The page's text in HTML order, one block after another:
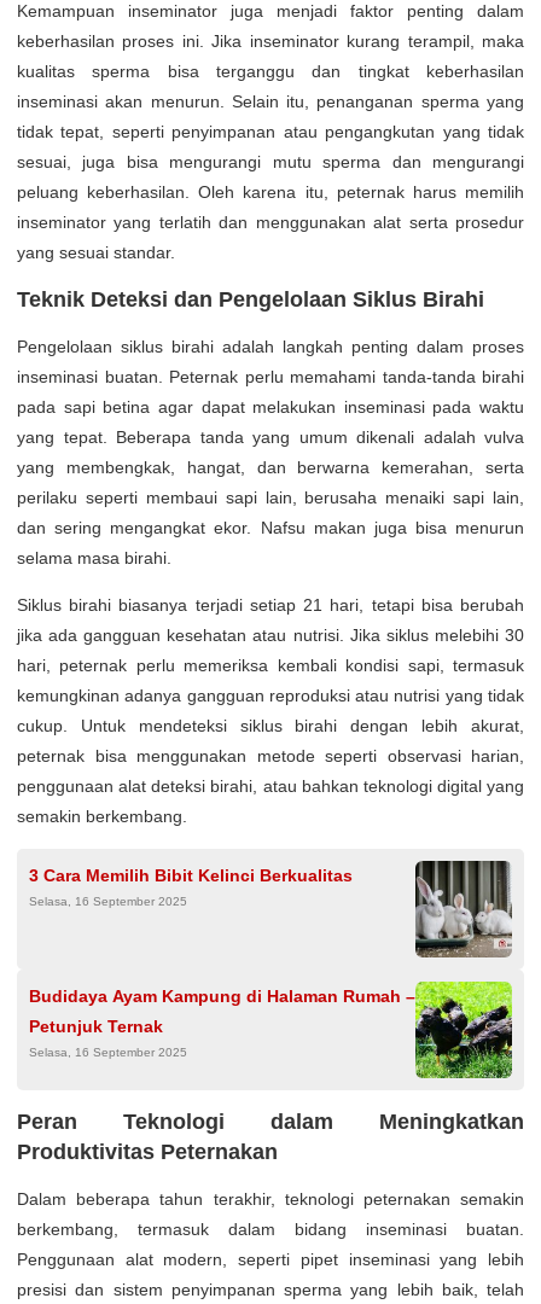
Kemampuan inseminator juga menjadi faktor penting dalam
keberhasilan proses ini. Jika inseminator kurang terampil, maka
kualitas sperma bisa terganggu dan tingkat keberhasilan
inseminasi akan menurun. Selain itu, penanganan sperma yang
tidak tepat, seperti penyimpanan atau pengangkutan yang tidak
sesuai, juga bisa mengurangi mutu sperma dan mengurangi
peluang keberhasilan. Oleh karena itu, peternak harus memilih
inseminator yang terlatih dan menggunakan alat serta prosedur
yang sesuai standar.
Teknik Deteksi dan Pengelolaan Siklus Birahi
Pengelolaan siklus birahi adalah langkah penting dalam proses
inseminasi buatan. Peternak perlu memahami tanda-tanda birahi
pada sapi betina agar dapat melakukan inseminasi pada waktu
yang tepat. Beberapa tanda yang umum dikenali adalah vulva
yang membengkak, hangat, dan berwarna kemerahan, serta
perilaku seperti membaui sapi lain, berusaha menaiki sapi lain,
dan sering mengangkat ekor. Nafsu makan juga bisa menurun
selama masa birahi.
Siklus birahi biasanya terjadi setiap 21 hari, tetapi bisa berubah
jika ada gangguan kesehatan atau nutrisi. Jika siklus melebihi 30
hari, peternak perlu memeriksa kembali kondisi sapi, termasuk
kemungkinan adanya gangguan reproduksi atau nutrisi yang tidak
cukup. Untuk mendeteksi siklus birahi dengan lebih akurat,
peternak bisa menggunakan metode seperti observasi harian,
penggunaan alat deteksi birahi, atau bahkan teknologi digital yang
semakin berkembang.
3 Cara Memilih Bibit Kelinci Berkualitas
Selasa, 16 September 2025
Budidaya Ayam Kampung di Halaman Rumah –
Petunjuk Ternak
Selasa, 16 September 2025
Peran Teknologi dalam Meningkatkan
Produktivitas Peternakan
Dalam beberapa tahun terakhir, teknologi peternakan semakin
berkembang, termasuk dalam bidang inseminasi buatan.
Penggunaan alat modern, seperti pipet inseminasi yang lebih
presisi dan sistem penyimpanan sperma yang lebih baik, telah